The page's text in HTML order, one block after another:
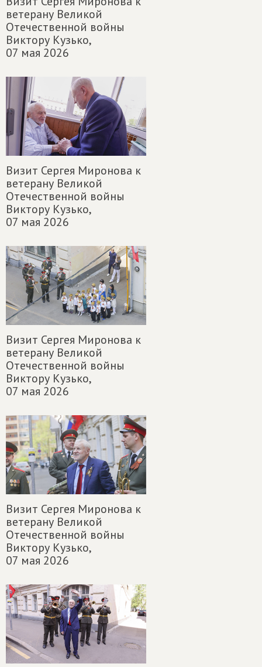
ветерану Великой
Отечественной войны
Виктору Кузько,
07 мая 2026
Визит Сергея Миронова к
ветерану Великой
Отечественной войны
Виктору Кузько,
07 мая 2026
Визит Сергея Миронова к
ветерану Великой
Отечественной войны
Виктору Кузько,
07 мая 2026
Визит Сергея Миронова к
ветерану Великой
Отечественной войны
Виктору Кузько,
07 мая 2026